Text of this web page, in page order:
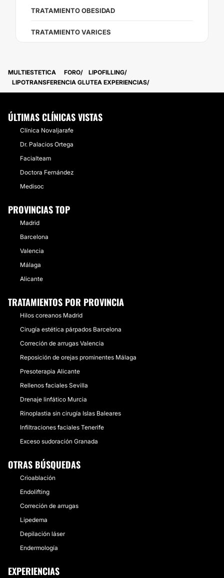
TRATAMIENTO OBESIDAD
TRATAMIENTO VARICES
MULTIESTETICA FORO
LIPOFILLING
LIPOTRANSFERENCIA GLUTEA EXPERIENCIAS
ÚLTIMAS CLÍNICAS VISTAS
Clínica Novaljarafe
Dr. Palacios Ortega
Facialteam
Doctora Fernández
Medisoc
PROVINCIAS TOP
Madrid
Barcelona
Valencia
Málaga
Alicante
TRATAMIENTOS POR PROVINCIA
Hilos coreanos Madrid
Cirugía estética párpados Barcelona
Correción de arrugas Valencia
Reposición de orejas prominentes Málaga
Presoterapia Alicante
Rellenos faciales Sevilla
Drenaje linfático Murcia
Rinoplastia sin cirugía Islas Baleares
Infiltraciones faciales Tenerife
Exceso sudoración Granada
OTRAS BÚSQUEDAS
Crioablación
Endolifting
Correción de arrugas
Lipedema
Depilación láser
Endermología
EXPERIENCIAS